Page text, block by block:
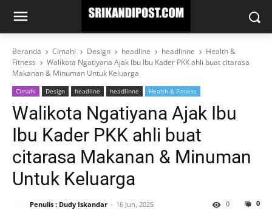
Beranda Cimahi Design headline headlinne
Health &
Fitness
Walikota Ngatiyana Ajak Ibu Ibu Kader PKK ahli buat citarasa
Makanan & Minuman Untuk Keluarga
Cimahi Design headline headlinne Health & Fitness
Walikota Ngatiyana Ajak Ibu
Ibu Kader PKK ahli buat
citarasa Makanan & Minuman
Untuk Keluarga
Penulis : Dudy Iskandar 16 Jun, 2025 0
0